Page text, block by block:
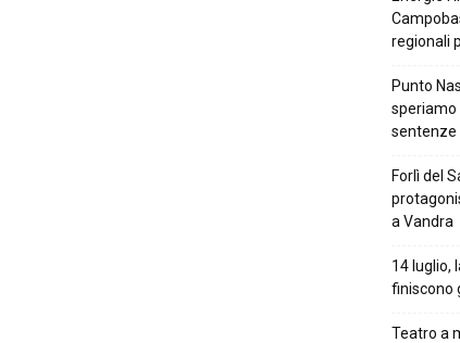
regionali
Punto
speriamo
sentenze
Forlì del
a Vandra
14 luglio,
finiscono
Teatro a